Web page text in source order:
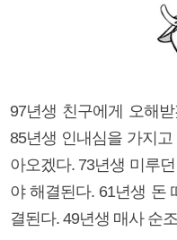
97년생 친구에게 오해
85년생 인내심을 가지
아오겠다. 73년생 미루
야 해결된다. 61년생 돈
결된다. 49년생 매사 순